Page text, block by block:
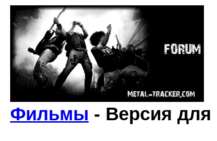
Фильмы - Версия для